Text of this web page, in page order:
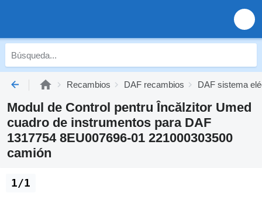
Recambios DAF recambios DAF sistema
Modul de Control pentru Încălzitor Umed
cuadro de instrumentos para DAF
1317754 8EU007696-01 221000303500
camión
1/1